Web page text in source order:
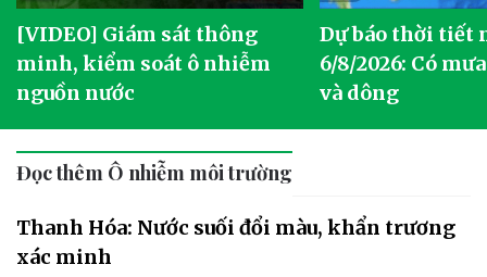
[VIDEO] Giám sát thông
minh, kiểm soát ô nhiễm
nguồn nước
Dự báo thời tiết
6/8/2026: Có
và dông
Đọc thêm Ô nhiễm môi trường
Thanh Hóa: Nước suối đổi màu, khẩn trương
xác minh